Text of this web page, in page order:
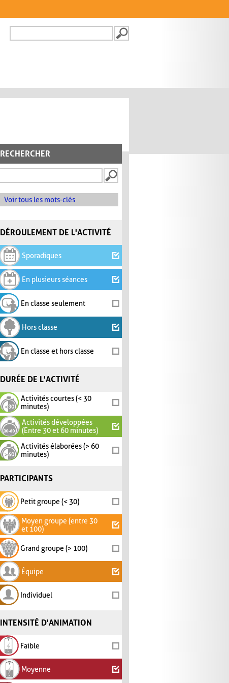
FORMULAIRE DE
RECHERCHER
Voir tous les mots-clés
DÉROULEMENT DE L'ACTIVITÉ
Sporadiques
En plusieurs séances
En classe seulement
Hors classe
En classe et hors classe
DURÉE DE L'ACTIVITÉ
Activités courtes (< 30
minutes)
Activités développées
(Entre 30 et 60 minutes)
Activités élaborées (> 60
minutes)
PARTICIPANTS
Petit groupe (< 30)
Moyen groupe (entre 30
et 100)
Grand groupe (> 100)
Équipe
Individuel
INTENSITÉ D'ANIMATION
Faible
Moyenne